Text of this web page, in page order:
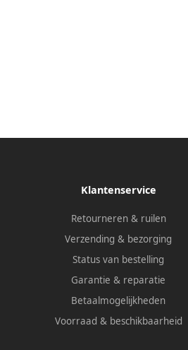
Klantenservice
Retourneren & ruilen
Verzending & bezorging
Status van bestelling
Garantie & reparatie
Betaalmogelijkheden
Voorraad & beschikbaarheid